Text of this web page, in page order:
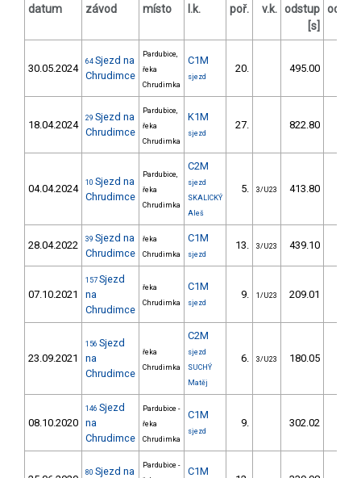
datum závod místo l.k. poř. v.k. odstup
[s]
30.05.2024
64 Sjezd na
Chrudimce
Pardubice,
řeka
Chrudimka
C1M
sjezd
20. 495.00
18.04.2024
29 Sjezd na
Chrudimce
Pardubice,
řeka
Chrudimka
K1M
sjezd
27. 822.80
04.04.2024 10 Sjezd na
Chrudimce
Pardubice,
řeka
Chrudimka
C2M
sjezd
SKALICKÝ
Aleš
5. 3/U23 413.80
28.04.2022 39 Sjezd na
Chrudimce
řeka
Chrudimka
C1M
sjezd
13. 3/U23 439.10
07.10.2021
157 Sjezd
na
Chrudimce
řeka
Chrudimka
C1M
sjezd
9. 1/U23 209.01
23.09.2021
156 Sjezd
na
Chrudimce
řeka
Chrudimka
C2M
sjezd
SUCHÝ
Matěj
6. 3/U23 180.05
08.10.2020
146 Sjezd
na
Chrudimce
Pardubice -
řeka
Chrudimka
C1M
sjezd
9. 302.02
80 Sjezd na
Pardubice -
C1M